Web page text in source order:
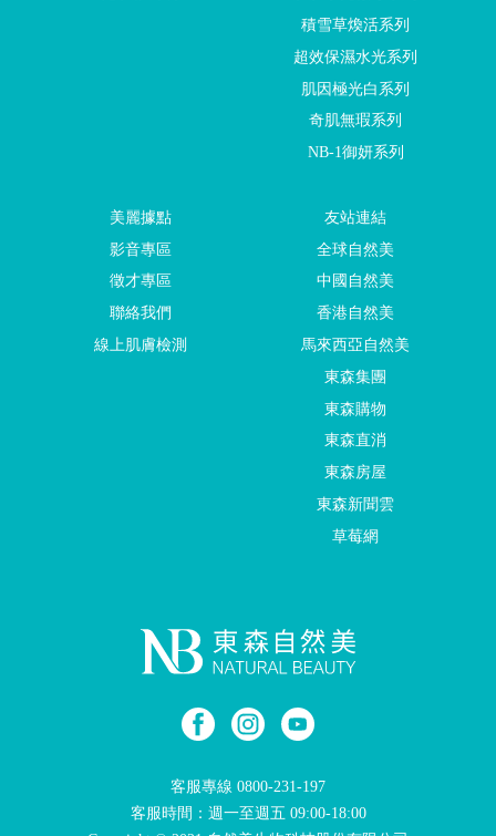
客服專線 0800-231-197
客服時間：週一至週五 09:00-18:00
積雪草煥活系列
超效保濕水光系列
肌因極光白系列
奇肌無瑕系列
NB-1御妍系列
美麗據點
影音專區
徵才專區
聯絡我們
線上肌膚檢測
友站連結
全球自然美
中國自然美
香港自然美
馬來西亞自然美
東森集團
東森購物
東森直消
東森房屋
東森新聞雲
草莓網